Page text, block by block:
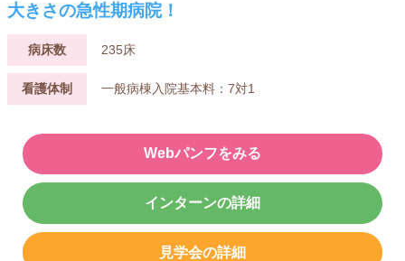
大きさの急性期病院！
病床数 235床
看護体制 一般病棟入院基本料：7対1
Webパンフをみる
インターンの詳細
見学会の詳細